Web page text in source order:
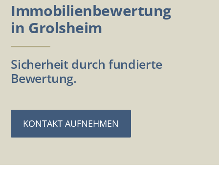
Immobilienbewertung
in Grolsheim
Sicherheit durch fundierte
Bewertung.
KONTAKT AUFNEHMEN